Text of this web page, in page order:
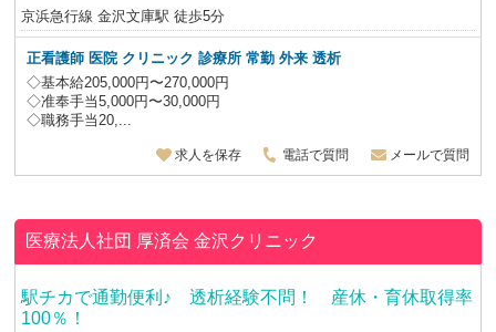
京浜急行線 金沢文庫駅 徒歩5分
正看護師 医院 クリニック 診療所 常勤 外来 透析
◇基本給205,000円〜270,000円
◇准奉手当5,000円〜30,000円
◇職務手当20,...
求人を保存 電話で質問 メールで質問
医療法人社団 厚済会金沢クリニック
駅チカで通勤便利♪ 透析経験不問！ 産休・育休取得率
100％！